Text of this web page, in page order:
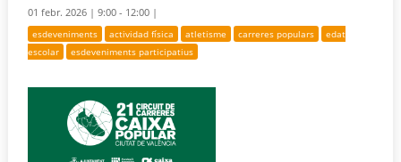
01 febr. 2026 |9:00 - 12:00 |
esdeveniments actividad física atletisme carreres populars
edat
escolar
esdeveniments participatius